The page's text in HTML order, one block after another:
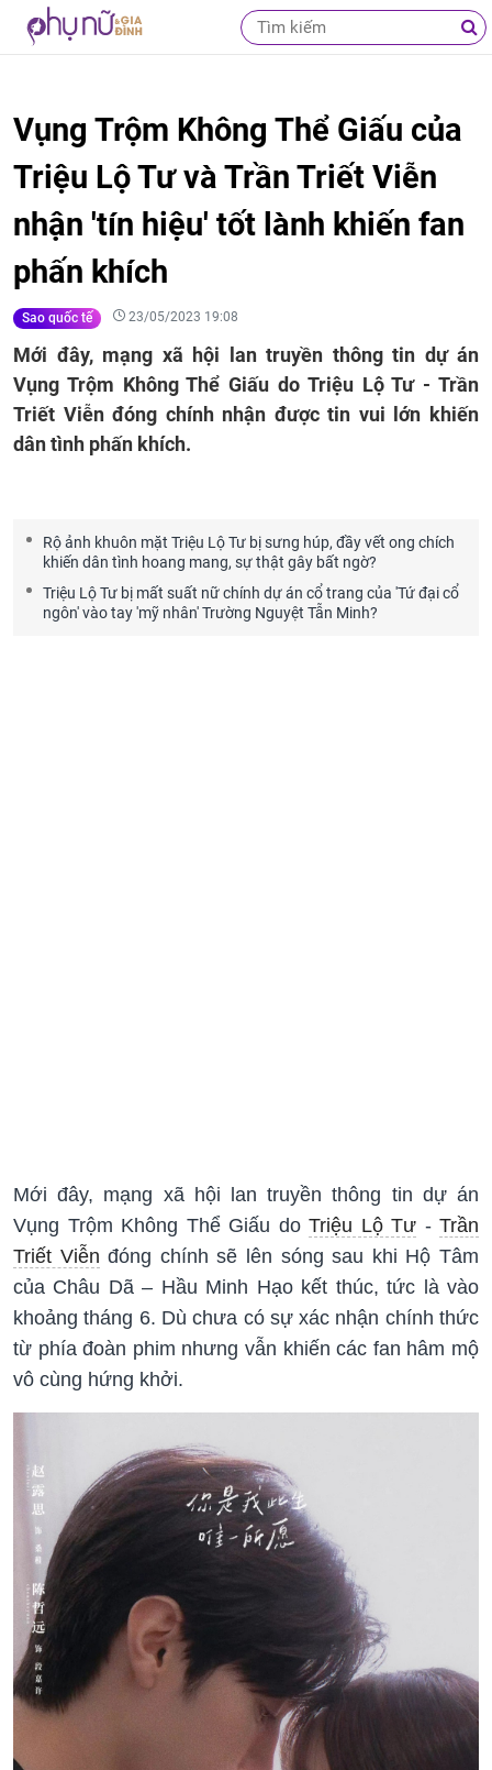
Vụng Trộm Không Thể Giấu của
Triệu Lộ Tư và Trần Triết Viễn
nhận 'tín hiệu' tốt lành khiến fan
phấn khích
Sao quốc tế 23/05/2023 19:08
Mới đây, mạng xã hội lan truyền thông tin dự án
Vụng Trộm Không Thể Giấu do Triệu Lộ Tư - Trần
Triết Viễn đóng chính nhận được tin vui lớn khiến
dân tình phấn khích.
Rộ ảnh khuôn mặt Triệu Lộ Tư bị sưng húp, đầy vết ong chích
khiến dân tình hoang mang, sự thật gây bất ngờ?
Triệu Lộ Tư bị mất suất nữ chính dự án cổ trang của 'Tứ đại cổ
ngôn' vào tay 'mỹ nhân' Trường Nguyệt Tẫn Minh?
Mới đây, mạng xã hội lan truyền thông tin dự án
Vụng Trộm Không Thể Giấu do Triệu Lộ Tư - Trần
Triết Viễn đóng chính sẽ lên sóng sau khi Hộ Tâm
của Châu Dã – Hầu Minh Hạo kết thúc, tức là vào
khoảng tháng 6. Dù chưa có sự xác nhận chính thức
từ phía đoàn phim nhưng vẫn khiến các fan hâm mộ
vô cùng hứng khởi.